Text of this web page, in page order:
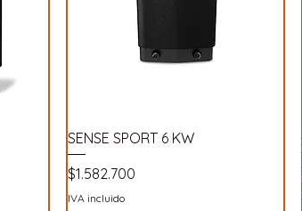
SENSE SPORT 6 KW
Precio
$1.582.700
IVA incluido